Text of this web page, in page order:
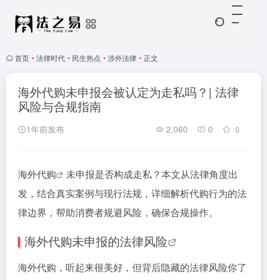
首页 • 法律时代 • 民生热点 • 涉外法律 • 正文
海外代购未申报会被认定为走私吗？| 法律
风险与合规指南
1年前发布 2,060 0 0
海外代购
未申报是否构成走私？本文从法律角度出
发，结合真实案例与现行法规，详细解析代购行为的法
律边界，帮助消费者规避风险，确保合规操作。
海外代购未申报的法律风险
海外代购，听起来很美好，但背后隐藏的法律风险你了